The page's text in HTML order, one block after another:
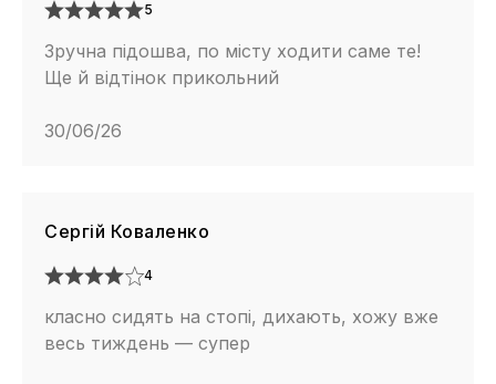
5
Зручна підошва, по місту ходити саме те!
Ще й відтінок прикольний
30/06/26
Сергій Коваленко
4
класно сидять на стопі, дихають, хожу вже
весь тиждень — супер